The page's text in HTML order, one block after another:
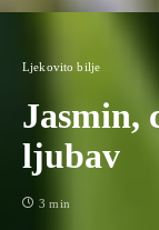
Ljekovito bilje
Jasmin,
ljubav
3 min